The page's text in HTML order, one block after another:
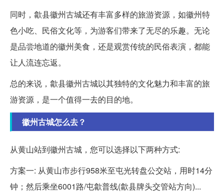
同时，歙县徽州古城还有丰富多样的旅游资源，如徽州特
色小吃、民俗文化等，为游客们带来了无尽的乐趣。无论
是品尝地道的徽州美食，还是观赏传统的民俗表演，都能
让人流连忘返。
总的来说，歙县徽州古城以其独特的文化魅力和丰富的旅
游资源，是一个值得一去的目的地。
徽州古城怎么去？
从黄山站到徽州古城，您可以选择以下两种方式:
方案一: 从黄山市步行958米至屯光转盘公交站，用时14分
钟；然后乘坐6001路/屯歙普线(歙县牌头交管站方向)...